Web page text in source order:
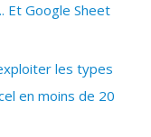
Et Google Sheet
les types
en moins de 20